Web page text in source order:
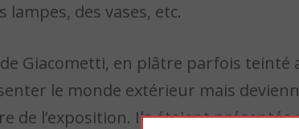
lampes, des vases, etc.
Giacometti, en plâtre parfois
le monde extérieur mais
de l’exposition. Ils étaient présentés